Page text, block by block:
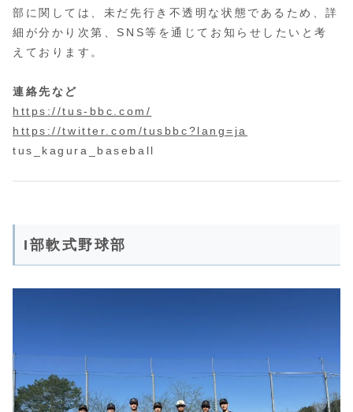
部に関しては、未だ先行き不透明な状態であるため、詳
細が分かり次第、SNS等を通じてお知らせしたいと考
えております。
連絡先など
https://tus-bbc.com/
https://twitter.com/tusbbc?lang=ja
tus_kagura_baseball
I部軟式野球部